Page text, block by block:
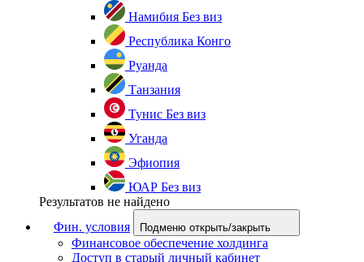
Намибия Без виз
Республика Конго
Руанда
Танзания
Тунис Без виз
Уганда
Эфиопия
ЮАР Без виз
Результатов не найдено
Фин. условия
Подменю открыть/закрыть
Финансовое обеспечение холдинга
Доступ в старый личный кабинет